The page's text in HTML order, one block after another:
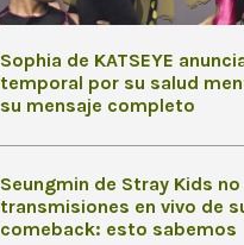
Sophia de KATSEYE
temporal por su salud
su mensaje completo
Seungmin de Stray Kids
transmisiones en vivo de
comeback: esto sabemos